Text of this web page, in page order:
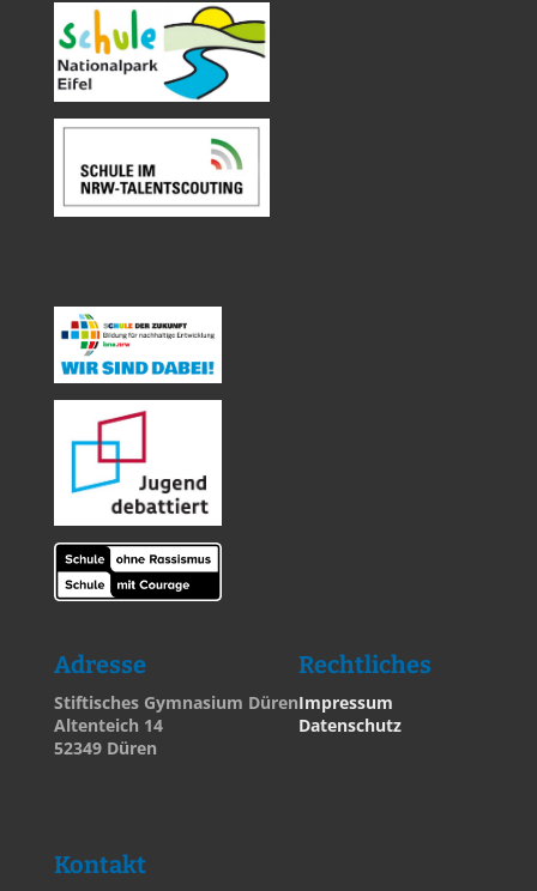
Adresse
Stiftisches Gymnasium Düren
Altenteich 14
52349 Düren
Rechtliches
Impressum
Datenschutz
Kontakt